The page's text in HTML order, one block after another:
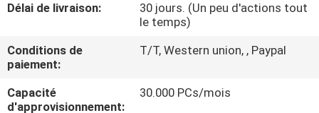
NOUS
NOUVELLES
Délai de livraison:
30 jours. (Un peu d'actions tout
le temps)
Conditions de
paiement:
T/T, Western union, , Paypal
Capacité
d'approvisionnement:
30.000 PCs/mois